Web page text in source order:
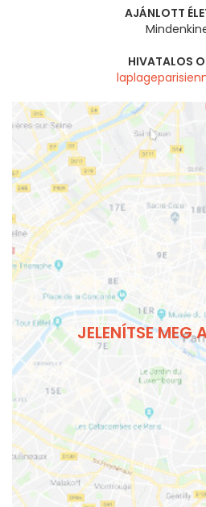
AJÁNLOTT
HIVATALOS
JELENÍTSE MEG